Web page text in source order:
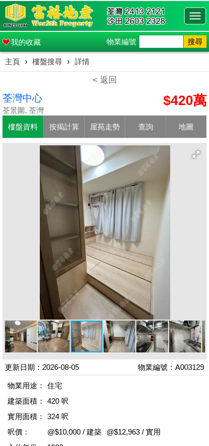
我的收藏 物業編號 搜尋
主頁 › 樓盤搜尋 › 詳情
< 返回
荃灣中心
荃景圍, 荃灣
$420萬
樓盤資料 按揭計算 屋苑走勢 查詢 地圖
更新日期：2026-08-05 物業編號：A003129
物業用途：
住宅
建築面積：
420 呎
實用面積：
324 呎
呎價：
@$10,000 / 建築
@$12,963 / 實用